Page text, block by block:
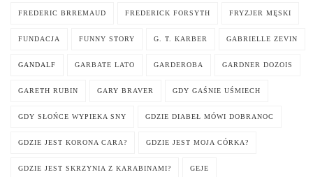
FREDERIC BRREMAUD FREDERICK FORSYTH FRYZJER MĘSKI
FUNDACJA FUNNY STORY G. T. KARBER GABRIELLE ZEVIN
GANDALF GARBATE LATO GARDEROBA GARDNER DOZOIS
GARETH RUBIN GARY BRAVER GDY GAŚNIE UŚMIECH
GDY SŁOŃCE WYPIEKA SNY GDZIE DIABEŁ MÓWI DOBRANOC
GDZIE JEST KORONA CARA? GDZIE JEST MOJA CÓRKA?
GDZIE JEST SKRZYNIA Z KARABINAMI? GEJE